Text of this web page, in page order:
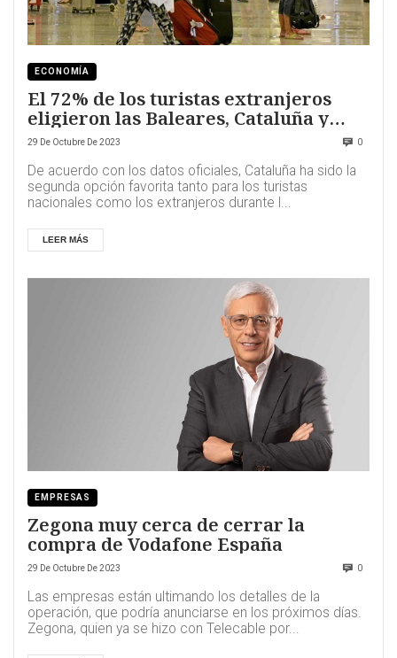
ECONOMÍA
El 72% de los turistas extranjeros
eligieron las Baleares, Cataluña y
Canarias como destino veraniego
29 De Octubre De 2023 0
De acuerdo con los datos oficiales, Cataluña ha sido la
segunda opción favorita tanto para los turistas
nacionales como los extranjeros durante l...
LEER MÁS
EMPRESAS
Zegona muy cerca de cerrar la
compra de Vodafone España
29 De Octubre De 2023 0
Las empresas están ultimando los detalles de la
operación, que podría anunciarse en los próximos días.
Zegona, quien ya se hizo con Telecable por...